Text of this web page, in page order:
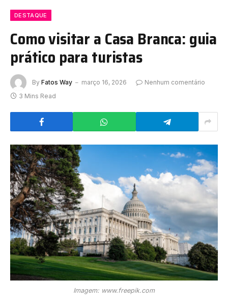
DESTAQUE
Como visitar a Casa Branca: guia
prático para turistas
By Fatos Way março 16, 2026
Nenhum comentário
3 Mins Read
Imagem: www.freepik.com